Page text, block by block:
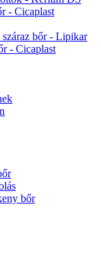
- Cicaplast
száraz bőr - Lipikar
- Cicaplast
bőr